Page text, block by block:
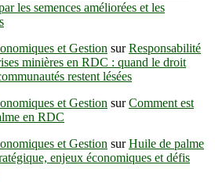
les semences améliorées et les
et Gestion surResponsabilité
minières en RDC : quand le droit
restent lésées
et Gestion surComment est
en RDC
et Gestion surHuile de palme
enjeux économiques et défis